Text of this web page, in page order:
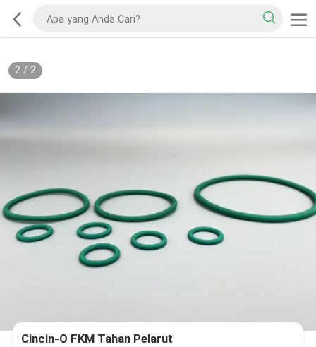
2/ 2
Cincin-O FKM Tahan Pelarut